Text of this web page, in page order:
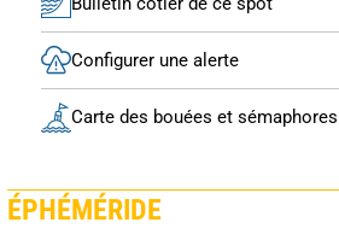
Configurer une alerte
Carte des bouées et sémaphores
ÉPHÉMÉRIDE